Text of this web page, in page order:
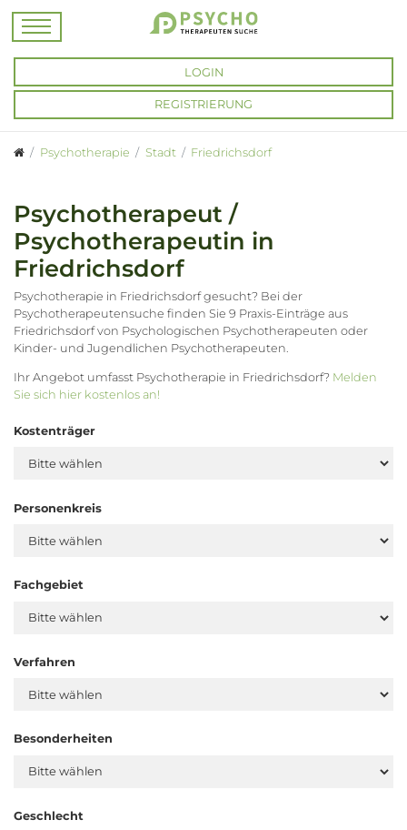
LOGIN
REGISTRIERUNG
Psychotherapie Stadt Friedrichsdorf
Psychotherapeut /
Psychotherapeutin in
Friedrichsdorf
Psychotherapie in Friedrichsdorf gesucht? Bei der
Psychotherapeutensuche finden Sie 9 Praxis-Einträge aus
Friedrichsdorf von Psychologischen Psychotherapeuten oder
Kinder- und Jugendlichen Psychotherapeuten.
Ihr Angebot umfasst Psychotherapie in Friedrichsdorf? Melden
Sie sich hier kostenlos an!
Kostenträger
Personenkreis
Fachgebiet
Verfahren
Besonderheiten
Geschlecht